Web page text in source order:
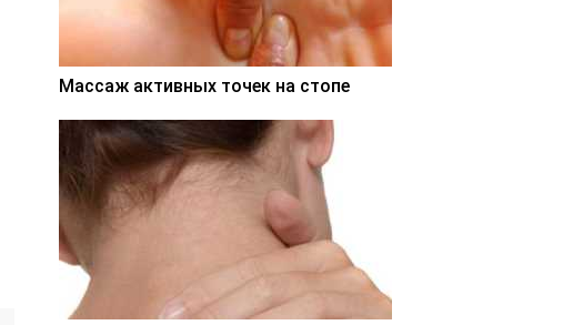
Массаж активных точек на стопе